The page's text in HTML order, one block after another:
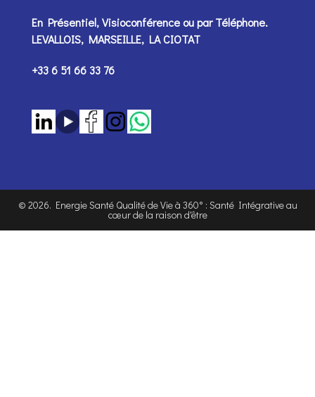
En Présentiel, Visioconférence ou parTéléphone.
LEVALLOIS, MARSEILLE, LA CIOTAT
+33 6 51 66 33 76
© 2026. Energie Santé Qualité de Vie à 360° : Santé Intégrative au
cœur de la raison d'être